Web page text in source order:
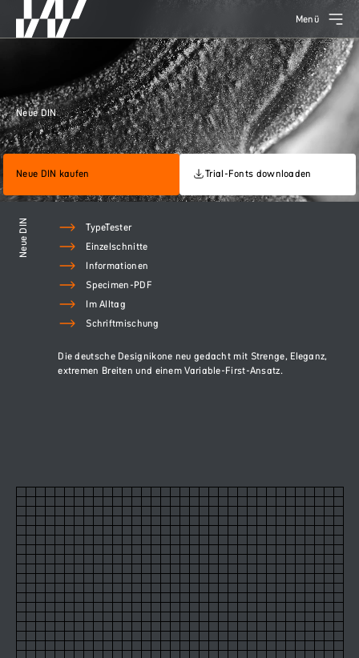
Menü
Neue DIN
Neue DIN kaufen Trial-Fonts downloaden
Neue DIN
Die deutsche Designikone neu gedacht mit Strenge, Eleganz,
extremen Breiten und einem Variable-First-Ansatz.
TypeTester
Einzelschnitte
Informationen
Specimen-PDF
Im Alltag
Schriftmischung